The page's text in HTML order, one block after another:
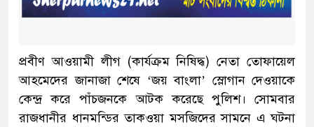
প্রবীণ আওয়ামী লীগ (কার্যক্রম নিষিদ্ধ) নেতা তোফায়েল
আহমেদের জানাজা শেষে ‘জয় বাংলা’ স্লোগান দেওয়াকে
কেন্দ্র করে পাঁচজনকে আটক করেছে পুলিশ। সোমবার
রাজধানীর ধানমন্ডির তাকওয়া মসজিদের সামনে এ ঘটনা